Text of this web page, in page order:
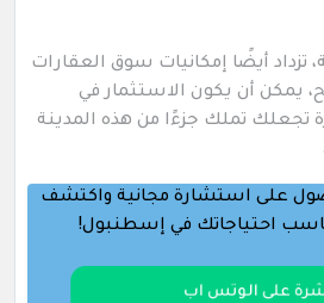
تزداد أيضًا إمكانيات سوق العقارات
يمكن أن يكون الاستثمار في
تجعلك تملك جزءًا من هذه المدينة
على استشارة مجانية واكتشف
احتياجاتك في إسطنبول!
على الوتس اب